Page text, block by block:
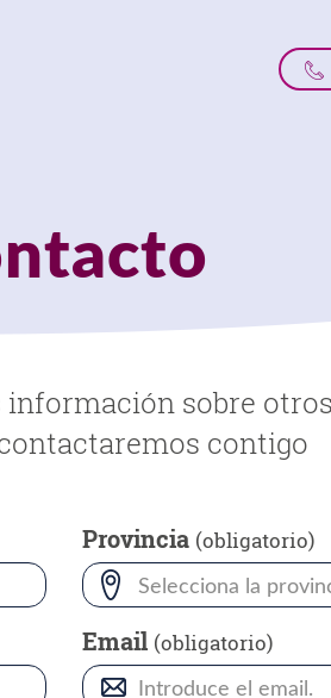
sobre
contigo
Provincia (obligatorio)
Selecciona la
Email (obligatorio)